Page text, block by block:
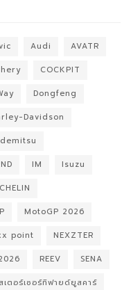
Audi
AVATR
COCKPIT
Dongfeng
Davidson
IM
Isuzu
MotoGP 2026
point
NEXZTER
REEV
SENA
เตอร์เซอร์ทิฟายด์ยูสคาร์